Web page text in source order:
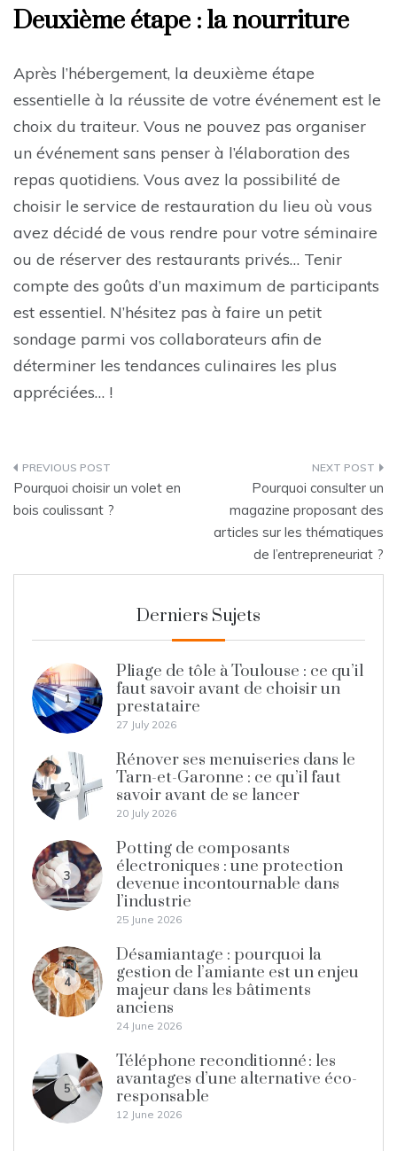
Deuxième étape : la nourriture
Après l’hébergement, la deuxième étape
essentielle à la réussite de votre événement est le
choix du traiteur. Vous ne pouvez pas organiser
un événement sans penser à l’élaboration des
repas quotidiens. Vous avez la possibilité de
choisir le service de restauration du lieu où vous
avez décidé de vous rendre pour votre séminaire
ou de réserver des restaurants privés… Tenir
compte des goûts d’un maximum de participants
est essentiel. N’hésitez pas à faire un petit
sondage parmi vos collaborateurs afin de
déterminer les tendances culinaires les plus
appréciées… !
Post
navigation
Pourquoi choisir un volet en
bois coulissant ?
Pourquoi consulter un
magazine proposant des
articles sur les thématiques
de l’entrepreneuriat ?
Derniers Sujets
1
Pliage de tôle à Toulouse : ce qu’il
faut savoir avant de choisir un
prestataire
27 July 2026
2
Rénover ses menuiseries dans le
Tarn-et-Garonne : ce qu’il faut
savoir avant de se lancer
20 July 2026
3
Potting de composants
électroniques : une protection
devenue incontournable dans
l’industrie
25 June 2026
4
Désamiantage : pourquoi la
gestion de l’amiante est un enjeu
majeur dans les bâtiments
anciens
24 June 2026
5
Téléphone reconditionné : les
avantages d’une alternative éco-
responsable
12 June 2026